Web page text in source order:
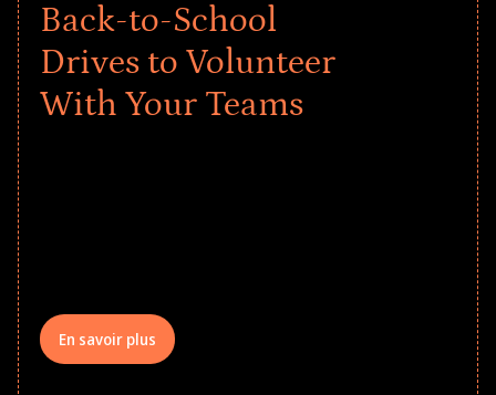
Back-to-School
Drives to Volunteer
With Your Teams
En savoir plus